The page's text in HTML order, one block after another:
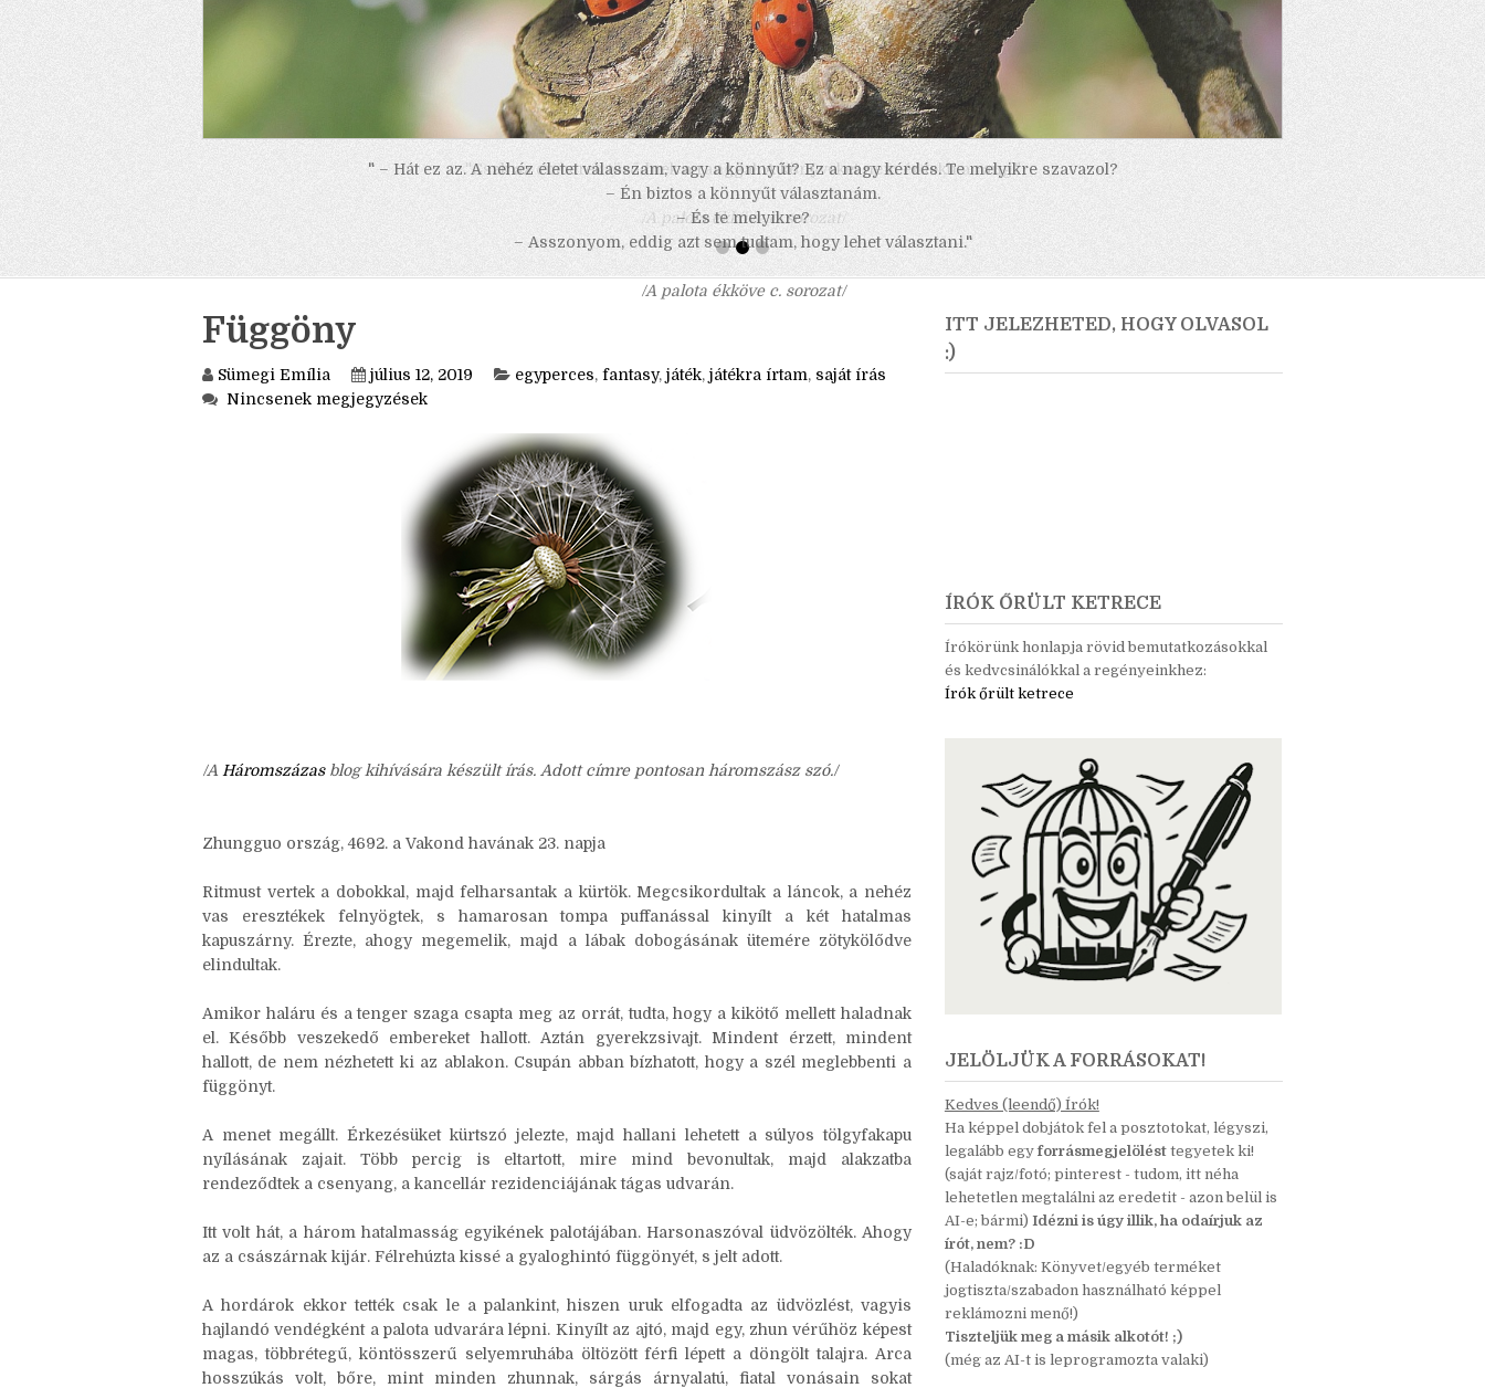
" – Hát ez az. A nehéz életet válasszam, vagy a könnyűt? Ez a nagy kérdés. Te melyikre szavazol?
– Én biztos a könnyűt választanám.
– És te melyikre?
– Asszonyom, eddig azt sem tudtam, hogy lehet választani."
/A palota ékköve c. sorozat/
Függöny
július 12, 2019 egyperces,fantasy
/AHáromszázasblog kihívására készült írás. Adott címre pontosan háromszász szó./
Zhungguo ország, 4692. a Vakond havának 23. napja
Ritmust vertek a dobokkal, majd felharsantak a kürtök. Megcsikordultak a láncok, a nehéz
kapuszárny. Érezte, ahogy megemelik, majd a lábak dobogásának ütemére zötykölődve
elindultak.
Amikor haláru és a tenger szaga csapta meg az orrát, tudta, hogy a kikötő mellett haladnak
hallott, de nem nézhetett ki az ablakon. Csupán abban bízhatott, hogy a szél meglebbenti a
függönyt.
nyílásának zajait. Több percig is eltartott, mire mind bevonultak, majd alakzatba
rendeződtek a csenyang, a kancellár rezidenciájának tágas udvarán.
Itt volt hát, a három hatalmasság egyikének palotájában. Harsonaszóval üdvözölték. Ahogy
az a császárnak kijár. Félrehúzta kissé a gyaloghintó függönyét, s jelt adott.
A hordárok ekkor tették csak le a palankint, hiszen uruk elfogadta az üdvözlést, vagyis
ÍRÓK ŐRÜLT KETRECE
JELÖLJÜK A FORRÁSOKAT!
Kedves (leendő) Írók!
Ha képpel dobjátok fel a posztotokat, légyszi,
legalább egyforrásmegjelölésttegyetek ki!
(saját rajz/fotó; pinterest - tudom, itt néha
lehetetlen megtalálni az eredetit - azon belül is
AI-e; bármi)Idézni is úgy illik, ha odaírjuk az
írót, nem? :D
(Haladóknak: Könyvet/egyéb terméket
jogtiszta/szabadon használható képpel